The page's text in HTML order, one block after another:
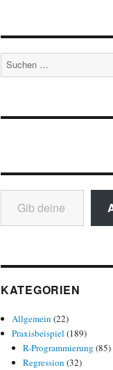
Suchen
nach:
Gib deine E-Mail-Adresse ein ...
KATEGORIEN
Allgemein (22)
Praxisbeispiel (189)
R-Programmierung (85)
Regression (32)